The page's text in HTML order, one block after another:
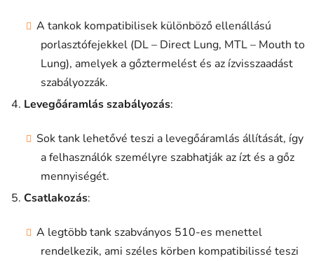
A tankok kompatibilisek különböző ellenállású
porlasztófejekkel (DL – Direct Lung, MTL – Mouth to
Lung), amelyek a gőztermelést és az ízvisszaadást
szabályozzák.
Levegőáramlás szabályozás:
Sok tank lehetővé teszi a levegőáramlás állítását, így
a felhasználók személyre szabhatják az ízt és a gőz
mennyiségét.
Csatlakozás:
A legtöbb tank szabványos 510-es menettel
rendelkezik, ami széles körben kompatibilissé teszi